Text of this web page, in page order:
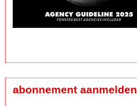
abonnement aanmelden